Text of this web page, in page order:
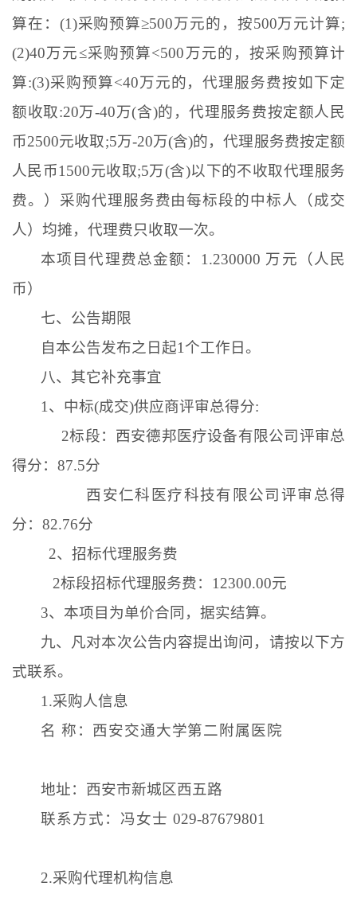
算在： (1)采购预算≥500万元的，按500万元计算;
(2)40万元≤采购预算<500万元的，按采购预算计
算:(3)采购预算<40万元的，代理服务费按如下定
额收取:20万-40万(含)的，代理服务费按定额人民
币2500元收取;5万-20万(含)的，代理服务费按定额
人民币1500元收取;5万(含)以下的不收取代理服务
费。）采购代理服务费由每标段的中标人（成交
人）均摊，代理费只收取一次。
本项目代理费总金额： 1.230000 万元（人民
币）
七、公告期限
自本公告发布之日起1 个工作日。
八、其它补充事宜
1 、中标(成交)供应商评审总得分:
2标段： 西安德邦医疗设备有限公司评审总
得分： 87.5分
西安仁科医疗科技有限公司评审总得
分： 82.76分
2、招标代理服务费
2标段招标代理服务费： 12300.00元
3、 本项目为单价合同，据实结算。
九、凡对本次公告内容提出询问，请按以下方
式联系。
1.采购人信息
名 称：西安交通大学第二附属医院
地址：西安市新城区西五路
联系方式：冯女士 029-87679801
2.采购代理机构信息